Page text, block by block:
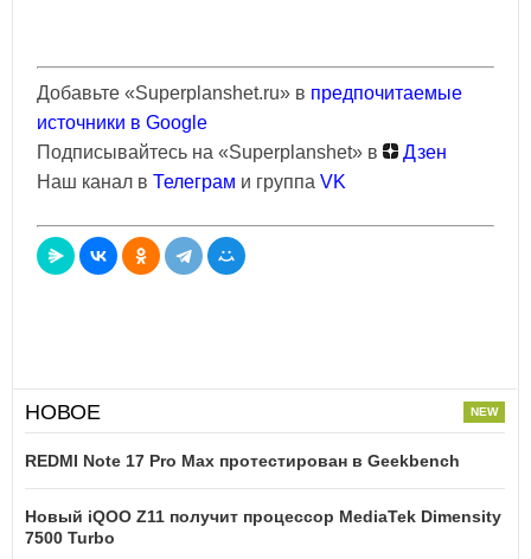
Добавьте «Superplanshet.ru» в предпочитаемые
источники в Google
Подписывайтесь на «Superplanshet» в
Дзен
Наш канал в Телеграм и группа VK
НОВОЕ
REDMI Note 17 Pro Max протестирован в Geekbench
Новый iQOO Z11 получит процессор MediaTek Dimensity
7500 Turbo